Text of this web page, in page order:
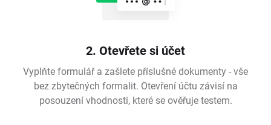
2. Otevřete si účet
Vyplňte formulář a zašlete příslušné dokumenty - vše
bez zbytečných formalit. Otevření účtu závisí na
posouzení vhodnosti, které se ověřuje testem.